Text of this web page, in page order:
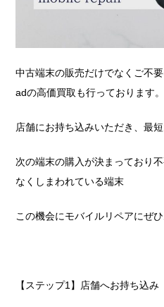
中古端末の販売だけでなくご不
adの高価買取も行っております。
店舗にお持ち込みいただき、最
次の端末の購入が決まっており
なくしまわれている端末
この機会にモバイルリペアにぜひ
【ステップ1】店舗へお持ち込み